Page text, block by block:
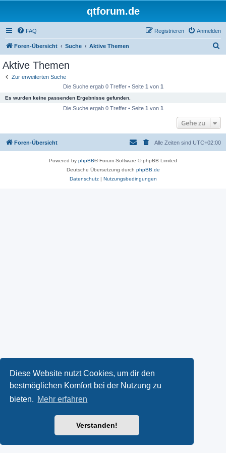
Diese Website nutzt Cookies, um dir den
bestmöglichen Komfort bei der Nutzung zu
bieten. Mehr erfahren
Verstanden!
qtforum.de
FAQ Anmelden
Registrieren
Foren-Übersicht Suche Aktive Themen
Aktive Themen
Zur erweiterten Suche
Die Suche ergab 0 Treffer • Seite 1 von 1
Es wurden keine passenden Ergebnisse gefunden.
Die Suche ergab 0 Treffer • Seite 1 von 1
Gehe zu
Foren-Übersicht Alle Zeiten sind UTC+02:00
Powered by phpBB® Forum Software © phpBB Limited
Deutsche Übersetzung durch phpBB.de
Datenschutz| Nutzungsbedingungen